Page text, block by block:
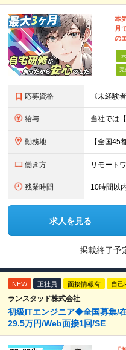
本
月
の
完
応募資格
給与
勤務地
働き方 リモート
残業時間 10時間以
求人を見る
掲載終了予
NEW 正社員 面接情報有 自己
ランスタッド株式会社
初級ITエンジニア◆全国募集/
29.5万円/Web面接1回/SE